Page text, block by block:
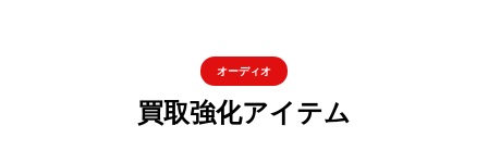
オーディオ
買取強化アイテム